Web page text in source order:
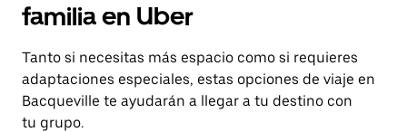
familia en Uber
Tanto si necesitas más espacio como si requieres
adaptaciones especiales, estas opciones de viaje en
Bacqueville te ayudarán a llegar a tu destino con
tu grupo.